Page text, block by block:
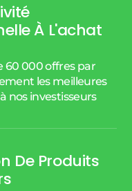
À L'achat
60 000 offres par
les meilleures
nos investisseurs
De Produits